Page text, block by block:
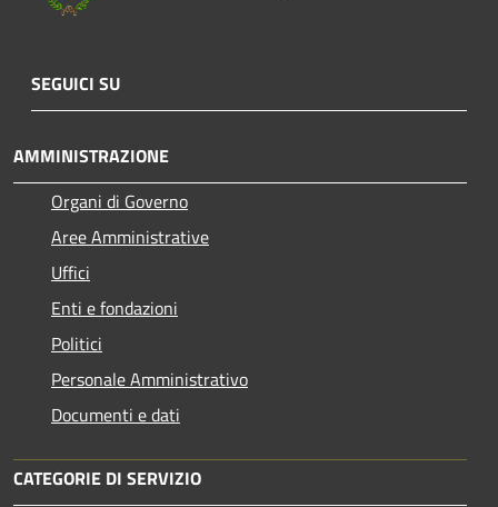
SEGUICI SU
AMMINISTRAZIONE
Organi di Governo
Aree Amministrative
Uffici
Enti e fondazioni
Politici
Personale Amministrativo
Documenti e dati
CATEGORIE DI SERVIZIO